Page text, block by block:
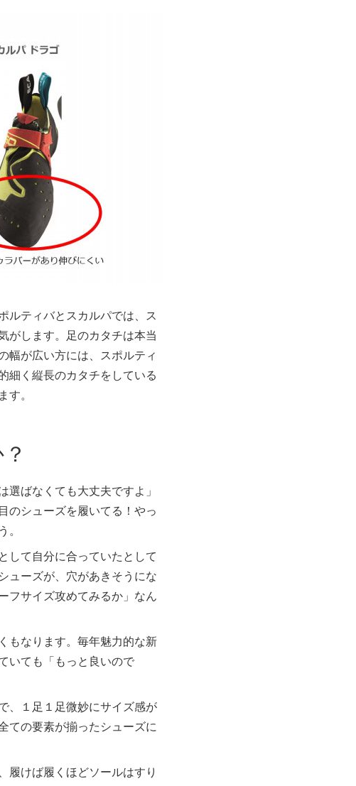
ルティバとスカルパでは、ス
がします。足のカタチは本当
幅が広い方には、スポルティ
細く縦長のカタチをしている
。
ばなくても大丈夫ですよ」
のシューズを履いてる！やっ
して自分に合っていたとして
ューズが、穴があきそうにな
フサイズ攻めてみるか」なん
もなります。毎年魅力的な新
いても「もっと良いので
、１足１足微妙にサイズ感が
ての要素が揃ったシューズに
履けば履くほどソールはすり